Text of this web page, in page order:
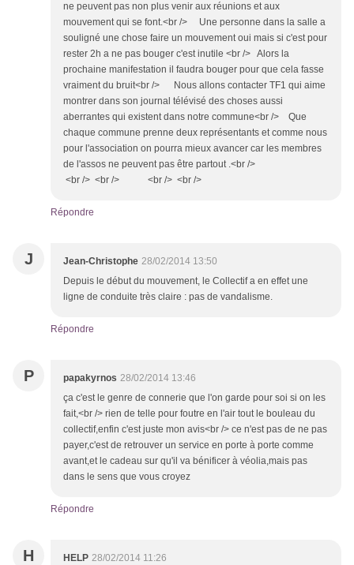
ne peuvent pas non plus venir aux réunions et aux
mouvement qui se font.<br /> Une personne dans la salle a
souligné une chose faire un mouvement oui mais si c'est pour
rester 2h a ne pas bouger c'est inutile <br /> Alors la
prochaine manifestation il faudra bouger pour que cela fasse
vraiment du bruit<br /> Nous allons contacter TF1 qui aime
montrer dans son journal télévisé des choses aussi
aberrantes qui existent dans notre commune<br /> Que
chaque commune prenne deux représentants et comme nous
pour l'association on pourra mieux avancer car les membres
de l'assos ne peuvent pas être partout .<br />
<br /> <br /> <br /> <br />
Répondre
J Jean-Christophe 28/02/2014 13:50
Depuis le début du mouvement, le Collectif a en effet une
ligne de conduite très claire : pas de vandalisme.
Répondre
P papakyrnos 28/02/2014 13:46
ça c'est le genre de connerie que l'on garde pour soi si on les
fait,<br /> rien de telle pour foutre en l'air tout le bouleau du
collectif,enfin c'est juste mon avis<br /> ce n'est pas de ne pas
payer,c'est de retrouver un service en porte à porte comme
avant,et le cadeau sur qu'il va bénificer à véolia,mais pas
dans le sens que vous croyez
Répondre
H HELP 28/02/2014 11:26